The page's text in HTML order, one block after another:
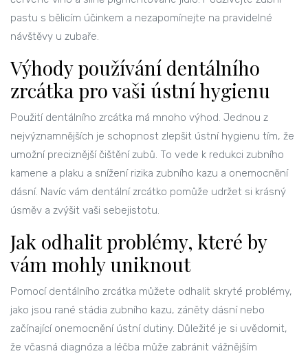
pastu s bělicím účinkem a nezapomínejte na pravidelné
návštěvy u zubaře.
Výhody používání dentálního
zrcátka pro vaši ústní hygienu
Použití dentálního zrcátka má mnoho výhod. Jednou z
nejvýznamnějších je schopnost zlepšit ústní hygienu tím, že
umožní preciznější čištění zubů. To vede k redukci zubního
kamene a plaku a snížení rizika zubního kazu a onemocnění
dásní. Navíc vám dentální zrcátko pomůže udržet si krásný
úsměv a zvýšit vaši sebejistotu.
Jak odhalit problémy, které by
vám mohly uniknout
Pomocí dentálního zrcátka můžete odhalit skryté problémy,
jako jsou rané stádia zubního kazu, záněty dásní nebo
začínající onemocnění ústní dutiny. Důležité je si uvědomit,
že včasná diagnóza a léčba může zabránit vážnějším